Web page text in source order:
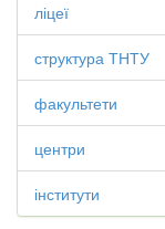
ліцеї
структура ТНТУ
факультети
центри
інститути